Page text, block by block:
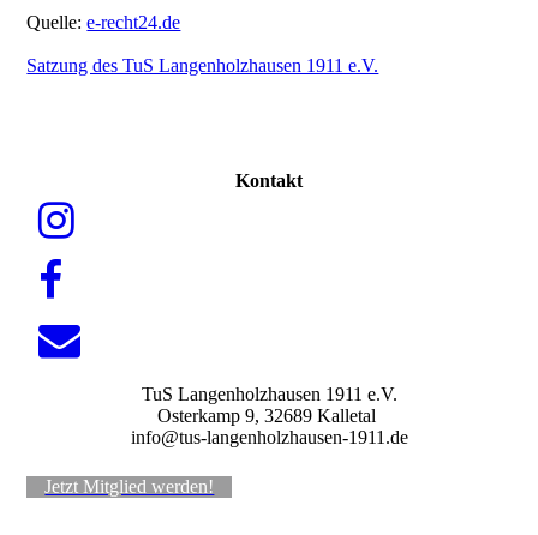
Quelle:e-recht24.de
Satzung des TuS Langenholzhausen 1911 e.V.
Kontakt
TuS Langenholzhausen 1911 e.V.
Osterkamp 9, 32689 Kalletal
info@tus-langenholzhausen-1911.de
Jetzt Mitglied werden!